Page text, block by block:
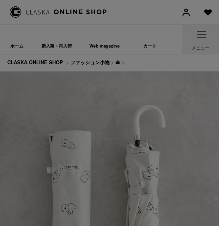
ホーム 新入荷・再入荷 Web magazine カート メニュー
CLASKA ONLINE SHOP > ファッション小物 > 傘 >